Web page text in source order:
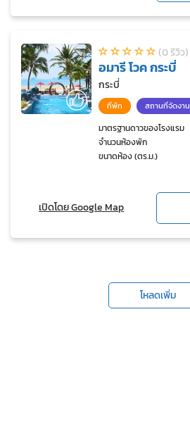
(0 รีวิว)
อมารี โวค กระบี่
กระบี่
ที่พัก สถานที่จัดงาน
มาตรฐานดาวของโรงแรม
จำนวนห้องพัก
ขนาดห้อง (ตร.ม.)
เปิดโดย Google Map
โหลดเพิ่ม